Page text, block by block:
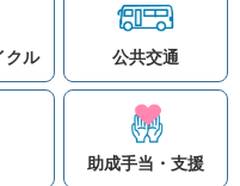
クル 公共交通
助成手当・支援
リンク集
著作権と免責事項につ